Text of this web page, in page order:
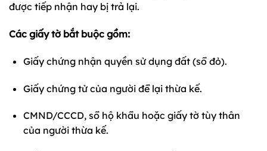
được tiếp nhận hay bị trả lại.
Các giấy tờ bắt buộc gồm:
Giấy chứng nhận quyền sử dụng đất (sổ đỏ).
Giấy chứng tử của người để lại thừa kế.
CMND/CCCD, sổ hộ khẩu hoặc giấy tờ tùy thân
của người thừa kế.